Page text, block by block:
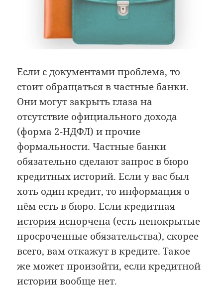
Если с документами проблема, то
стоит обращаться в частные банки.
Они могут закрыть глаза на
отсутствие официального дохода
(форма 2-НДФЛ) и прочие
формальности. Частные банки
обязательно сделают запрос в бюро
кредитных историй. Если у вас был
хоть один кредит, то информация о
нём есть в бюро. Есликредитная
история испорчена (есть непокрытые
просроченные обязательства), скорее
всего, вам откажут в кредите. Такое
же может произойти, если кредитной
истории вообще нет.